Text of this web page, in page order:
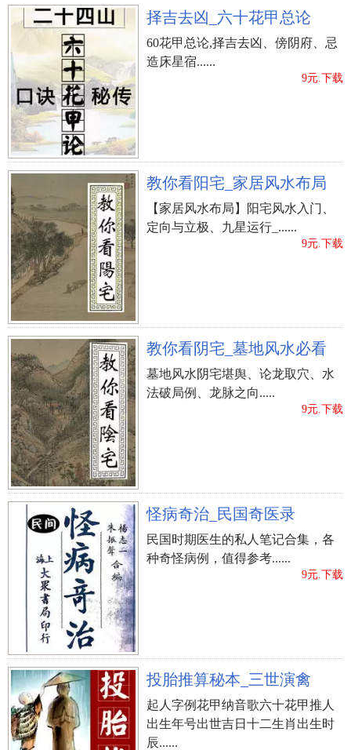
择吉去凶_六十花甲总论
60花甲总论,择吉去凶、傍阴府、忌
造床星宿......
9元.下载
教你看阳宅_家居风水布局
【家居风水布局】阳宅风水入门、
定向与立极、九星运行_......
9元.下载
教你看阴宅_墓地风水必看
墓地风水阴宅堪舆、论龙取穴、水
法破局例、龙脉之向.....
9元.下载
怪病奇治_民国奇医录
民国时期医生的私人笔记合集，各
种奇怪病例，值得参考......
9元.下载
投胎推算秘本_三世演禽
起人字例花甲纳音歌六十花甲推人
出生年号出世吉日十二生肖出生时
辰......